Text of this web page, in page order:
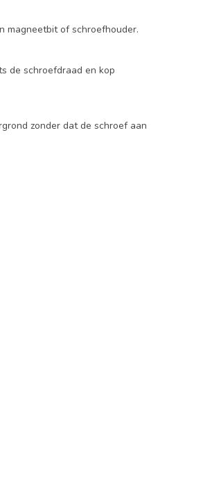
magneetbit of schroefhouder.
de schroefdraad en kop
zonder dat de schroef aan